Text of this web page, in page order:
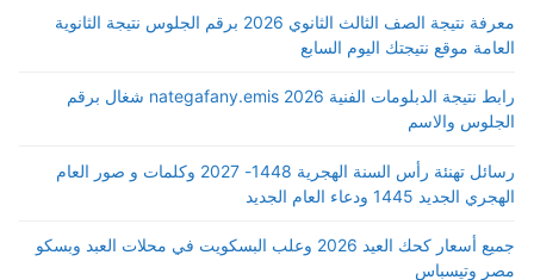
معرفة نتيجة الصف الثالث الثانوي 2026 برقم الجلوس نتيجة الثانوية
العامة موقع نتيجتك اليوم السابع
رابط نتيجة الدبلومات الفنية 2026 nategafany.emis شغال برقم
الجلوس والاسم
رسائل تهنئة رأس السنة الهجرية 1448- 2027 وكلمات و صور العام
الهجري الجديد 1445 ودعاء العام الجديد
جميع أسعار كحك العيد 2026 وعلب البسكويت في محلات العبد وبسكو
مصر وتيسباس